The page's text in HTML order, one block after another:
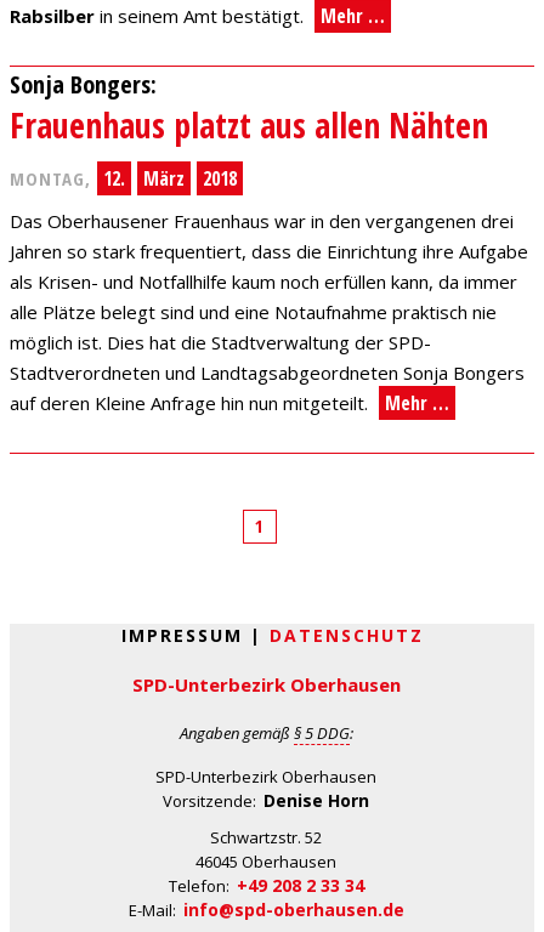
Rabsilber in seinem Amt bestätigt. Mehr …
Sonja Bongers:
Frauenhaus platzt aus allen Nähten
MONTAG, 12. März 2018
Das Oberhausener Frauenhaus war in den vergangenen drei
Jahren so stark frequentiert, dass die Einrichtung ihre Aufgabe
als Krisen- und Notfallhilfe kaum noch erfüllen kann, da immer
alle Plätze belegt sind und eine Notaufnahme praktisch nie
möglich ist. Dies hat die Stadtverwaltung der SPD-
Stadtverordneten und Landtagsabgeordneten Sonja Bongers
auf deren Kleine Anfrage hin nun mitgeteilt.
Mehr …
1
IMPRESSUM | DATENSCHUTZ
SPD-Unterbezirk Oberhausen
Angaben gemäß § 5 DDG:
SPD-Unterbezirk Oberhausen
Vorsitzende: Denise Horn
Schwartzstr. 52
46045 Oberhausen
Telefon: +49 208 2 33 34
E-Mail: info@spd-oberhausen.de